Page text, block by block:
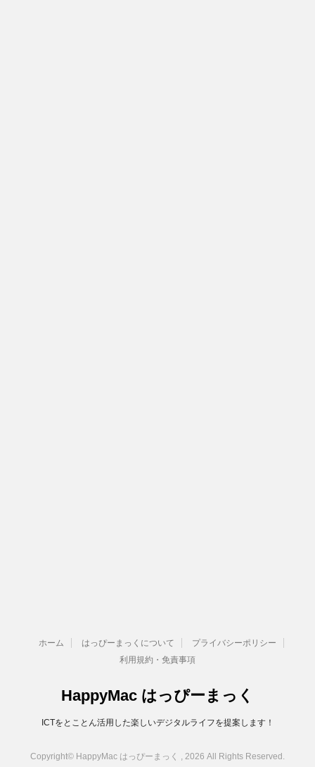
ホーム はっぴーまっくについて
プライバシーポリシー
利用規約・免責事項
HappyMac はっぴーまっく
ICTをとことん活用した楽しいデジタルライフを提案します！
Copyright© HappyMac はっぴーまっく , 2026 All Rights Reserved.